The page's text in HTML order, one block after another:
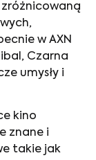
zróżnicowaną
w AXN
Czarna
umysły i
kino
znane i
takie jak